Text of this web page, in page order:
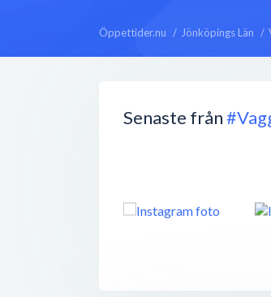
Öppettider.nu Jönköpings Län
Senaste från